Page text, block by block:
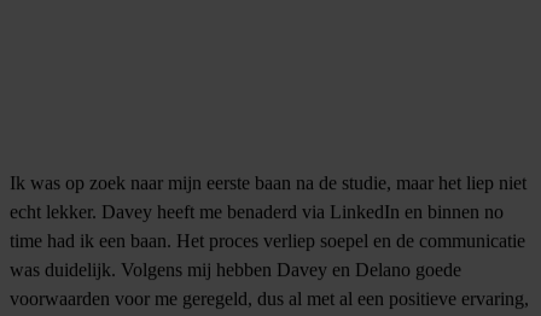
Ik was op zoek naar mijn eerste baan na de studie, maar het liep niet
echt lekker. Davey heeft me benaderd via LinkedIn en binnen no
time had ik een baan. Het proces verliep soepel en de communicatie
was duidelijk. Volgens mij hebben Davey en Delano goede
voorwaarden voor me geregeld, dus al met al een positieve ervaring,